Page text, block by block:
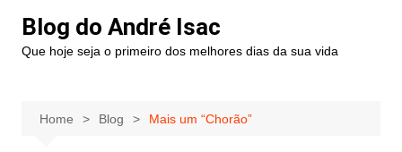
Blog do André Isac
Que hoje seja o primeiro dos melhores dias da sua vida
Home Blog Mais um “Chorão”